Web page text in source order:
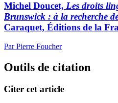
Michel Doucet, Les droits
Brunswick : à la recherche
Caraquet, Éditions de la
Par Pierre Foucher
Outils de citation
Citer cet article